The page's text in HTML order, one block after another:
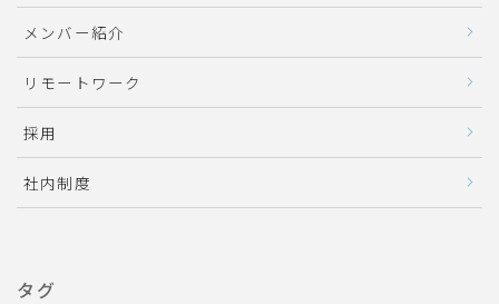
メンバー紹介
リモートワーク
採用
社内制度
タグ